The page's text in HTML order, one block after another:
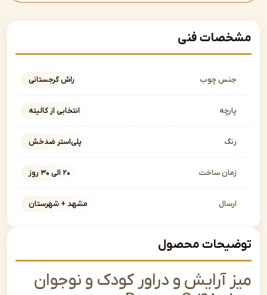
محصول
آرایش و دراور کودک و نوجوان
فنی
جنس چوب راش گرجستانی
انتخابی از کالیته
پلی‌استر ضدخش
زمان ساخت
مشهد + شهرستان